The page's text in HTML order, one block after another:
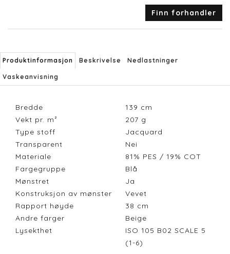
Finn forhandler
Produktinformasjon Beskrivelse Nedlastninger
Vaskeanvisning
Bredde 139 cm
Vekt pr. m²
207 g
Type stoff
Jacquard
Transparent
Nei
Materiale
81% PES / 19% COT
Fargegruppe
Blå
Mønstret
Ja
Konstruksjon av mønster
Vevet
Rapport høyde
38 cm
Andre farger
Beige
Lysekthet
ISO 105 B02 SCALE 5
(1-6)